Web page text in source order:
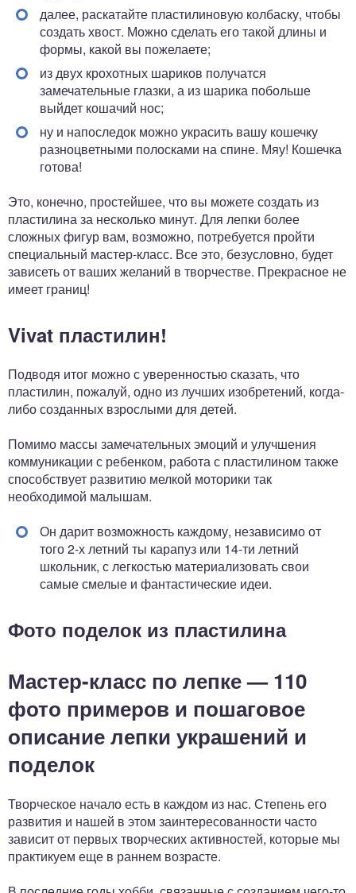
далее, раскатайте пластилиновую колбаску, чтобы
создать хвост. Можно сделать его такой длины и
формы, какой вы пожелаете;
из двух крохотных шариков получатся
замечательные глазки, а из шарика побольше
выйдет кошачий нос;
ну и напоследок можно украсить вашу кошечку
разноцветными полосками на спине. Мяу! Кошечка
готова!
Это, конечно, простейшее, что вы можете создать из
пластилина за несколько минут. Для лепки более
сложных фигур вам, возможно, потребуется пройти
специальный мастер-класс. Все это, безусловно, будет
зависеть от ваших желаний в творчестве. Прекрасное не
имеет границ!
Vivat пластилин!
Подводя итог можно с уверенностью сказать, что
пластилин, пожалуй, одно из лучших изобретений, когда-
либо созданных взрослыми для детей.
Помимо массы замечательных эмоций и улучшения
коммуникации с ребенком, работа с пластилином также
способствует развитию мелкой моторики так
необходимой малышам.
Он дарит возможность каждому, независимо от
того 2-х летний ты карапуз или 14-ти летний
школьник, с легкостью материализовать свои
самые смелые и фантастические идеи.
Фото поделок из пластилина
Мастер-класс по лепке — 110
фото примеров и пошаговое
описание лепки украшений и
поделок
Творческое начало есть в каждом из нас. Степень его
развития и нашей в этом заинтересованности часто
зависит от первых творческих активностей, которые мы
практикуем еще в раннем возрасте.